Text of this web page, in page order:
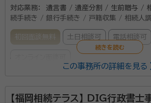
対応業務：
遺言書 / 遺産分割 / 生前贈与 /
続手続き / 銀行手続き / 戸籍収集 / 相続人
初回面談無料 土日相談可 電話相談可
穴井 義知
行政書士、宅地建物取引士、2級FP、
この事務所の詳細を見る
【福岡相続テラス】 DIG行政書士